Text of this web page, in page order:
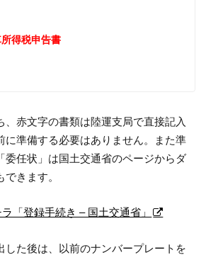
得税申告書
、赤文字の書類は陸運支局で直接記入
に準備する必要はありません。また準
委任状」は国土交通省のページからダ
きます。
「登録手続き – 国土交通省」
した後は、以前のナンバープレートを